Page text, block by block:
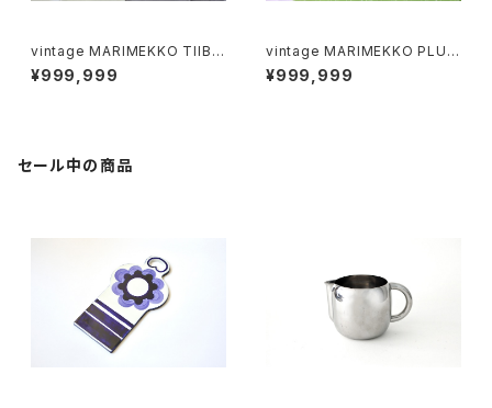
vintage MARIMEKKO TIIBE
T fabric / ヴィンテージ マリメ
ッコ ティーべット ファブリック
¥999,999
vintage MARIMEKKO PLUS
fabric / ヴィンテージ マリメッ
コ プラス ファブリック
¥999,999
セール中の商品